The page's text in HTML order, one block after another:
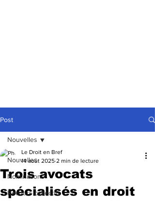
Post
Nouvelles
Nominations
Recours collectifs
Nouvelles
Trois avocats
spécialisés en droit
Le Droit en Bref
14 août 2025 2 min de lecture